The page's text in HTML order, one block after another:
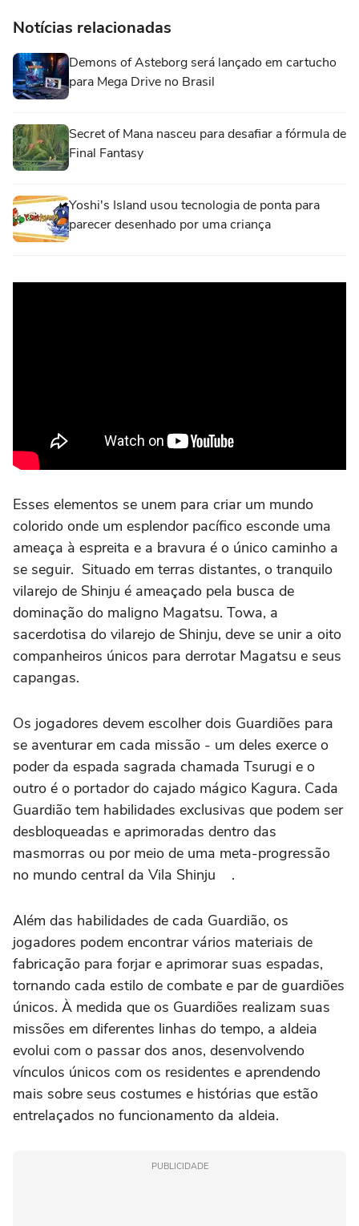
Notícias relacionadas
Demons of Asteborg será lançado em cartucho
para Mega Drive no Brasil
Secret of Mana nasceu para desafiar a fórmula de
Final Fantasy
Yoshi's Island usou tecnologia de ponta para
parecer desenhado por uma criança
Esses elementos se unem para criar um mundo
colorido onde um esplendor pacífico esconde uma
ameaça à espreita e a bravura é o único caminho a
se seguir. Situado em terras distantes, o tranquilo
vilarejo de Shinju é ameaçado pela busca de
dominação do maligno Magatsu. Towa, a
sacerdotisa do vilarejo de Shinju, deve se unir a oito
companheiros únicos para derrotar Magatsu e seus
capangas.
Os jogadores devem escolher dois Guardiões para
se aventurar em cada missão - um deles exerce o
poder da espada sagrada chamada Tsurugi e o
outro é o portador do cajado mágico Kagura. Cada
Guardião tem habilidades exclusivas que podem ser
desbloqueadas e aprimoradas dentro das
masmorras ou por meio de uma meta-progressão
no mundo central da Vila Shinju .
Além das habilidades de cada Guardião, os
jogadores podem encontrar vários materiais de
fabricação para forjar e aprimorar suas espadas,
tornando cada estilo de combate e par de guardiões
únicos. À medida que os Guardiões realizam suas
missões em diferentes linhas do tempo, a aldeia
evolui com o passar dos anos, desenvolvendo
vínculos únicos com os residentes e aprendendo
mais sobre seus costumes e histórias que estão
entrelaçados no funcionamento da aldeia.
PUBLICIDADE